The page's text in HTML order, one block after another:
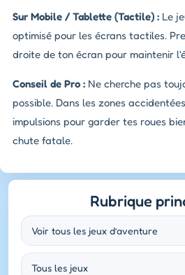
Sur Mobile / Tablette (Tactile) : Le
optimisé pour les écrans tactiles.
droite de ton écran pour maintenir
Conseil de Pro : Ne cherche pas
possible. Dans les zones
impulsions pour garder tes roues
chute fatale.
Rubrique
Voir tous les jeux d’aventure
Tous les jeux